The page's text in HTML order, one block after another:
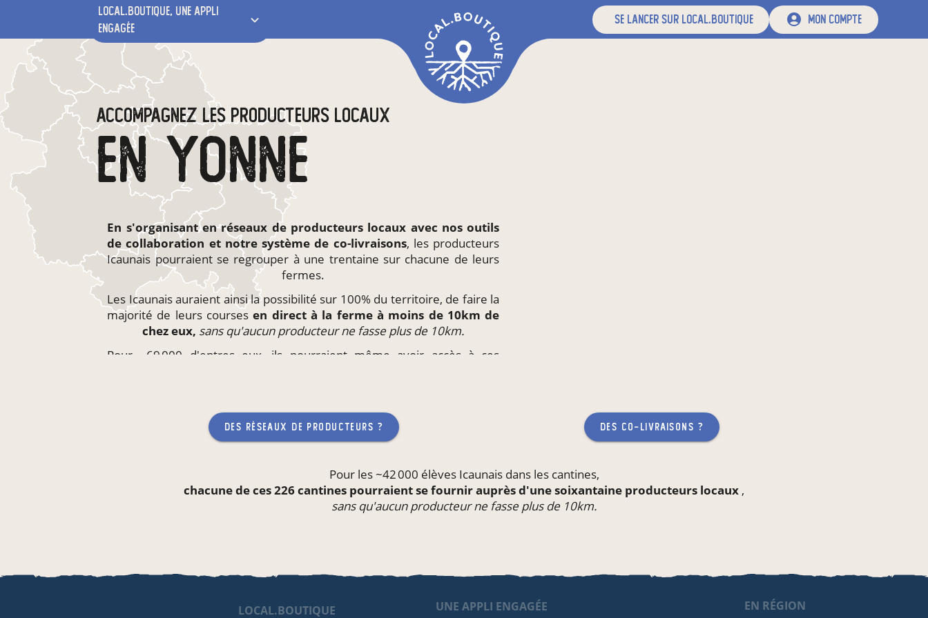
local.boutique, une appli
engagée
se lancer sur local.boutique mon compte
ACCOMPAGNEZ LES PRODUCTEURS LOCAUX
EN YONNE
En s'organisant enréseaux de producteurs locaux avec nos outils
de collaboration et notre système de co-livraisons, les producteurs
Icaunais pourraient se regrouper à une trentaine sur chacune de leurs
fermes.
Les Icaunais auraient ainsi la possibilité sur 100% du territoire, de faire la
majorité de leurs coursesen direct à la ferme à moins de 10km de
chez eux, sans qu'aucun producteur ne fasse plus de 10km.
Pour ~69 000 d'entres eux, ils pourraient même avoir accès à ces
des réseaux de producteurs ? des co-livraisons ?
Pour les ~42 000 élèves Icaunais dans les cantines,
chacune de ces 226 cantines pourraient se fournir auprès d'une soixantaine producteurs locaux ,
sans qu'aucun producteur ne fasse plus de 10km.
LOCAL.BOUTIQUE UNE APPLI ENGAGÉE EN RÉGION